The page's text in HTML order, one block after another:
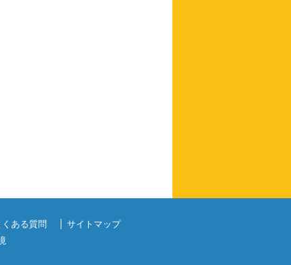
くある質問
サイトマップ